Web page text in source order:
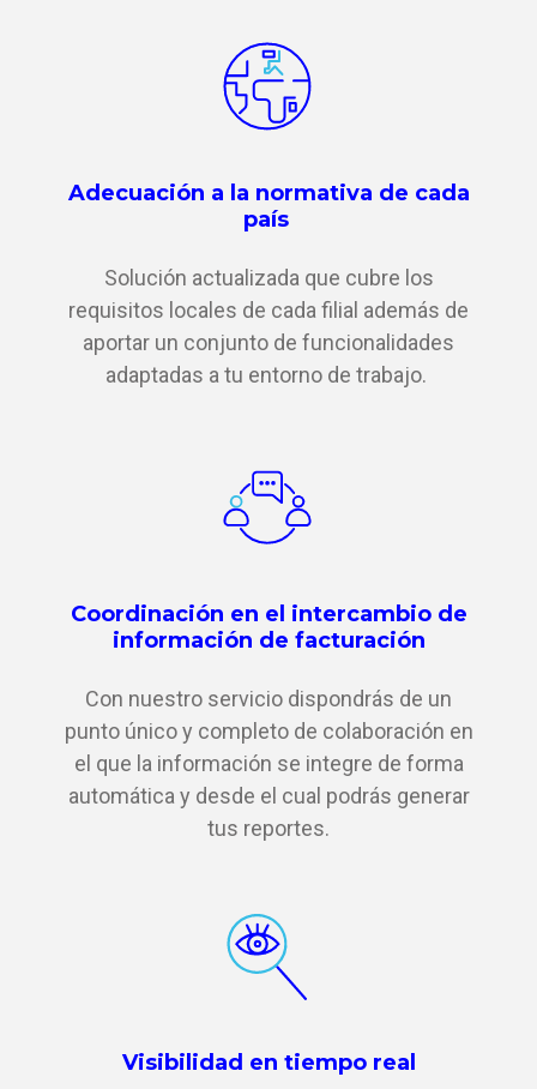
Adecuación a la normativa de cada
país
Solución actualizada que cubre los
requisitos locales de cada filial además de
aportar un conjunto de funcionalidades
adaptadas a tu entorno de trabajo.
Coordinación en el intercambio de
información de facturación
Con nuestro servicio dispondrás de un
punto único y completo de colaboración en
el que la información se integre de forma
automática y desde el cual podrás generar
tus reportes.
Visibilidad en tiempo real